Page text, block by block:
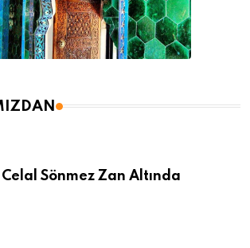
Celal Sönmez Zan Altında